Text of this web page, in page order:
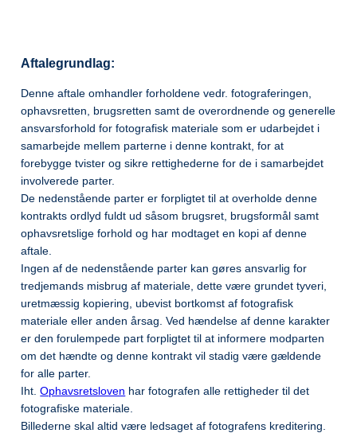
Aftalegrundlag:
Denne aftale omhandler forholdene vedr. fotograferingen,
ophavsretten, brugsretten samt de overordnende og generelle
ansvarsforhold for fotografisk materiale som er udarbejdet i
samarbejde mellem parterne i denne kontrakt, for at
forebygge tvister og sikre rettighederne for de i samarbejdet
involverede parter.
De nedenstående parter er forpligtet til at overholde denne
kontrakts ordlyd fuldt ud såsom brugsret, brugsformål samt
ophavsretslige forhold og har modtaget en kopi af denne
aftale.
Ingen af de nedenstående parter kan gøres ansvarlig for
tredjemands misbrug af materiale, dette være grundet tyveri,
uretmæssig kopiering, ubevist bortkomst af fotografisk
materiale eller anden årsag. Ved hændelse af denne karakter
er den forulempede part forpligtet til at informere modparten
om det hændte og denne kontrakt vil stadig være gældende
for alle parter.
Iht.Ophavsretsloven har fotografen alle rettigheder til det
fotografiske materiale.
Billederne skal altid være ledsaget af fotografens kreditering.